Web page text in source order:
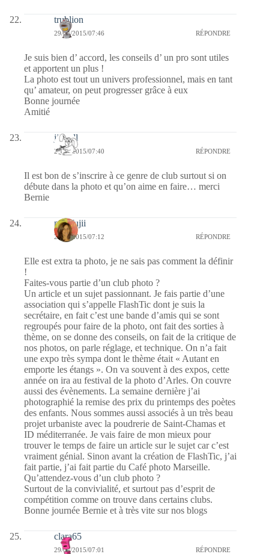
trublion
29/04/2015/07:46 RÉPONDRE
Je suis bien d’ accord, les conseils d’ un pro sont utiles
et apportent un plus !
La photo est tout un univers professionnel, mais en tant
qu’ amateur, on peut progresser grâce à eux
Bonne journée
Amitié
jill bill
29/04/2015/07:40 RÉPONDRE
Il est bon de s’inscrire à ce genre de club surtout si on
débute dans la photo et qu’on aime en faire… merci
Bernie
missfujii
29/04/2015/07:12 RÉPONDRE
Elle est extra ta photo, je ne sais pas comment la définir
!
Faites-vous partie d’un club photo ?
Un article et un sujet passionnant. Je fais partie d’une
association qui s’appelle FlashTic dont je suis la
secrétaire, en fait c’est une bande d’amis qui se sont
regroupés pour faire de la photo, ont fait des sorties à
thème, on se donne des conseils, on fait de la critique de
nos photos, on parle réglage, et technique. On n’a fait
une expo très sympa dont le thème était « Autant en
emporte les étangs ». On va souvent à des expos, cette
année on ira au festival de la photo d’Arles. On couvre
aussi des évènements. La semaine dernière j’ai
photographié la remise des prix du printemps des poètes
des enfants. Nous sommes aussi associés à un très beau
projet urbaniste avec la poudrerie de Saint-Chamas et
ID méditerranée. Je vais faire de mon mieux pour
trouver le temps de faire un article sur le sujet car c’est
vraiment génial. Sinon avant la création de FlashTic, j’ai
fait partie, j’ai fait partie du Café photo Marseille.
Qu’attendez-vous d’un club photo ?
Surtout de la convivialité, et surtout pas d’esprit de
compétition comme on trouve dans certains clubs.
Bonne journée Bernie et à très vite sur nos blogs
clara65
29/04/2015/07:01 RÉPONDRE